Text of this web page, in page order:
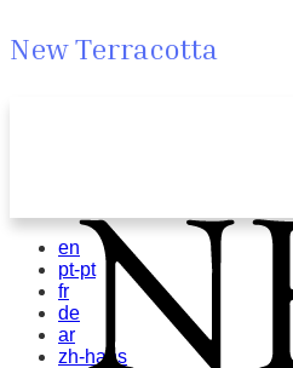
New Terracotta
en
pt-pt
fr
de
ar
zh-hans